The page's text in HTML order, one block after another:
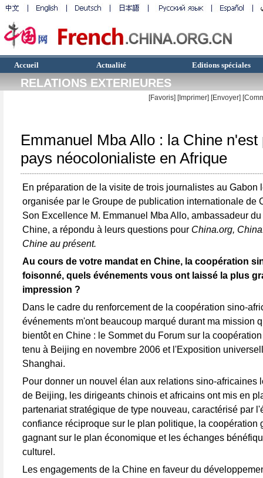
Accueil Actualité Editions spéciales
RELATIONS EXTERIEURES
[Favoris] [Imprimer] [Envoyer]
Emmanuel Mba Allo : la Chine n'est
pays néocolonialiste en Afrique
En préparation de la visite de trois journalistes au Gabon
organisée par le Groupe de publication internationale de
Son Excellence M. Emmanuel Mba Allo, ambassadeur
Chine, a répondu à leurs questions pour China.org,
Chine au présent.
Au cours de votre mandat en Chine, la coopération
foisonné, quels événements vous ont laissé la plus
impression ?
Dans le cadre du renforcement de la coopération sino-
événements m'ont beaucoup marqué durant ma mission
bientôt en Chine : le Sommet du Forum sur la
tenu à Beijing en novembre 2006 et l'Exposition
Shanghai.
Pour donner un nouvel élan aux relations sino-africaines
de Beijing, les dirigeants chinois et africains ont mis en
partenariat stratégique de type nouveau, caractérisé par
confiance réciproque sur le plan politique, la coopération
gagnant sur le plan économique et les échanges
culturel.
Les engagements de la Chine en faveur du